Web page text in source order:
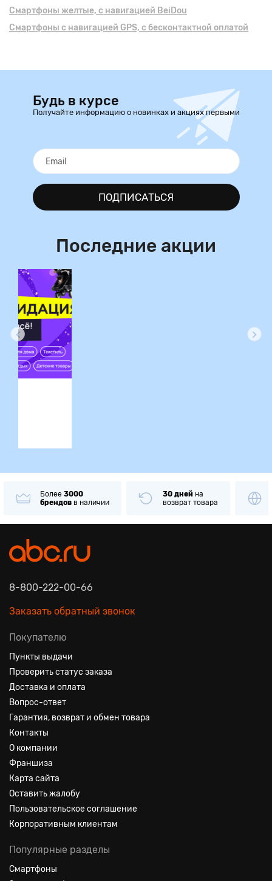
Смартфоны желтые, с навигацией BeiDou
Смартфоны с навигацией GPS, с бесконтактной оплатой
Будь в курсе
Получайте информацию о новинках и акциях первыми
ПОДПИСАТЬСЯ
Последние акции
30 днейна
возврат товара
Толькооригинальные
товарыизвестных брендов
8-800-222-00-66
Заказать обратный звонок
Покупателю
Пункты выдачи
Проверить статус заказа
Доставка и оплата
Вопрос-ответ
Гарантия, возврат и обмен товара
Контакты
О компании
Франшиза
Карта сайта
Оставить жалобу
Пользовательское соглашение
Корпоративным клиентам
Популярные разделы
Смартфоны